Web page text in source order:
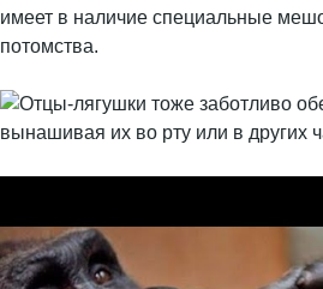
имеет в наличие специальные
потомства.